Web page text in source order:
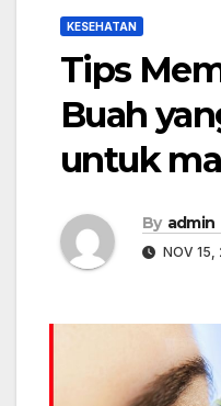
KESEHATAN
Tips
Buah
untuk
By admin
NOV 15,